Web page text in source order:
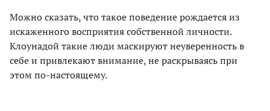
Можно сказать, что такое поведение рождается из
искаженного восприятия собственной личности.
Клоунадой такие люди маскируют неуверенность в
себе и привлекают внимание, не раскрываясь при
этом по-настоящему.